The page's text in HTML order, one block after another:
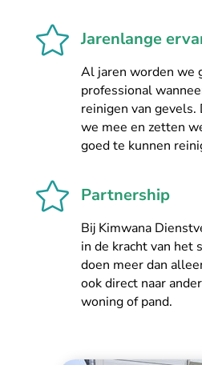
 Jarenlange
Al jaren worden we
professional
reinigen van gevels.
we mee en zetten
goed te kunnen
 Partnership
Bij Kimwana
in de kracht van het
doen meer dan
ook direct naar
woning of pand.